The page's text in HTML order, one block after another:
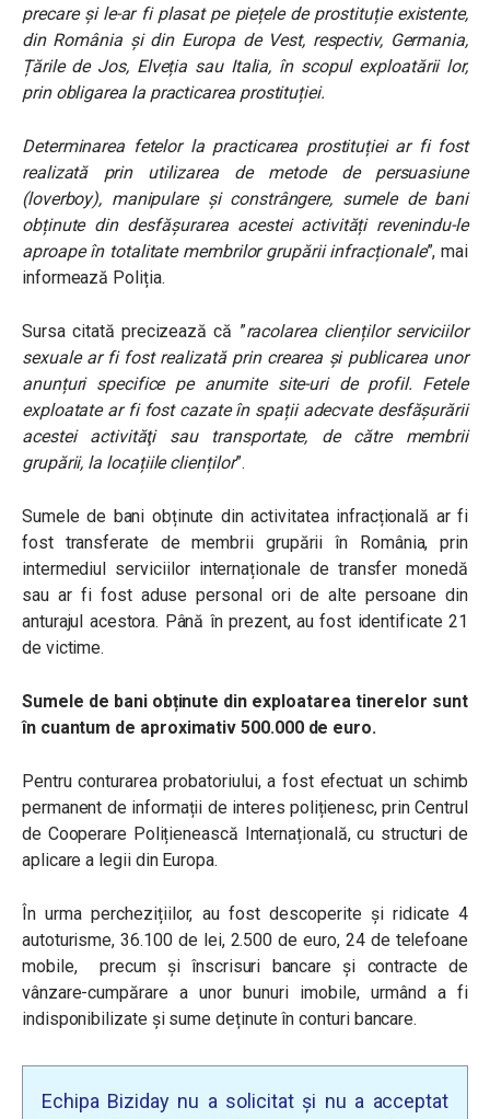
precare și le-ar fi plasat pe piețele de prostituție existente,
din România și din Europa de Vest, respectiv, Germania,
Țările de Jos, Elveția sau Italia, în scopul exploatării lor,
prin obligarea la practicarea prostituției.
Determinarea fetelor la practicarea prostituției ar fi fost
realizată prin utilizarea de metode de persuasiune
(loverboy), manipulare și constrângere, sumele de bani
obținute din desfășurarea acestei activități revenindu-le
aproape în totalitate membrilor grupării infracționale”, mai
informează Poliția.
Sursa citată precizează că ”racolarea clienților serviciilor
sexuale ar fi fost realizată prin crearea și publicarea unor
anunțuri specifice pe anumite site-uri de profil. Fetele
exploatate ar fi fost cazate în spații adecvate desfăşurării
acestei activităţi sau transportate, de către membrii
grupării, la locațiile clienților”.
Sumele de bani obținute din activitatea infracțională ar fi
fost transferate de membrii grupării în România, prin
intermediul serviciilor internaționale de transfer monedă
sau ar fi fost aduse personal ori de alte persoane din
anturajul acestora. Până în prezent, au fost identificate 21
de victime.
Sumele de bani obținute din exploatarea tinerelor sunt
în cuantum de aproximativ 500.000 de euro.
Pentru conturarea probatoriului, a fost efectuat un schimb
permanent de informații de interes polițienesc, prin Centrul
de Cooperare Polițienească Internațională, cu structuri de
aplicare a legii din Europa.
În urma perchezițiilor, au fost descoperite și ridicate 4
autoturisme, 36.100 de lei, 2.500 de euro, 24 de telefoane
mobile, precum și înscrisuri bancare și contracte de
vânzare-cumpărare a unor bunuri imobile, urmând a fi
indisponibilizate și sume deținute în conturi bancare.
Echipa Biziday nu a solicitat și nu a acceptat